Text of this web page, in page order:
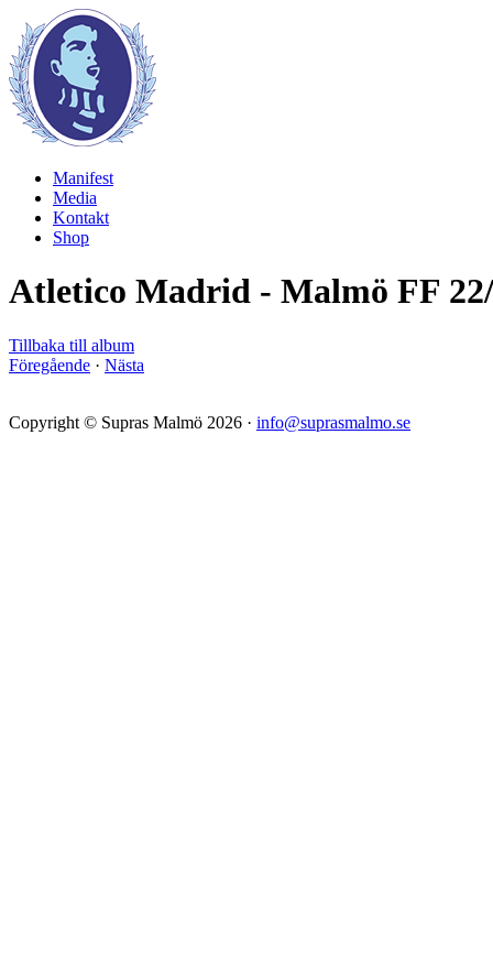
Manifest
Media
Kontakt
Shop
Atletico Madrid - Malmö FF
Tillbaka till album
Föregående · Nästa
Copyright © Supras Malmö 2026 · info@suprasmalmo.se